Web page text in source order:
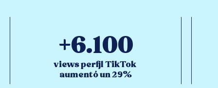
+6.100
views perfil TikTok
aumentó un 29%